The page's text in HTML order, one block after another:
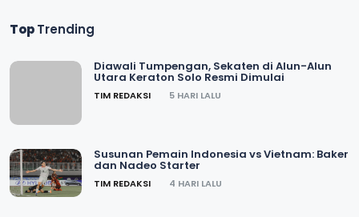
TopTrending
Diawali Tumpengan, Sekaten di Alun-Alun
Utara Keraton Solo Resmi Dimulai
TIM REDAKSI 5 HARI LALU
Susunan Pemain Indonesia vs Vietnam: Baker
dan Nadeo Starter
TIM REDAKSI 4 HARI LALU